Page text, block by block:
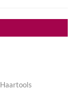
Haartools